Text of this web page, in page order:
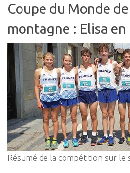
Coupe du Monde
montagne : Elisa
Résumé de la compétition sur le